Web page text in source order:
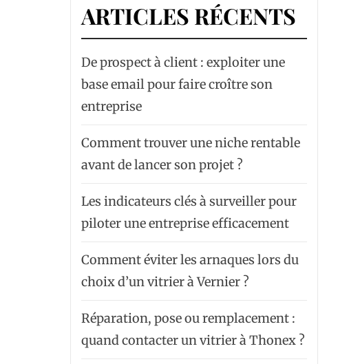
ARTICLES RÉCENTS
De prospect à client : exploiter une
base email pour faire croître son
entreprise
Comment trouver une niche rentable
avant de lancer son projet ?
Les indicateurs clés à surveiller pour
piloter une entreprise efficacement
Comment éviter les arnaques lors du
choix d’un vitrier à Vernier ?
Réparation, pose ou remplacement :
quand contacter un vitrier à Thonex ?